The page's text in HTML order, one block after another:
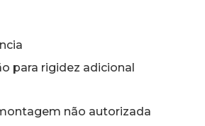
para rigidez adicional
não autorizada